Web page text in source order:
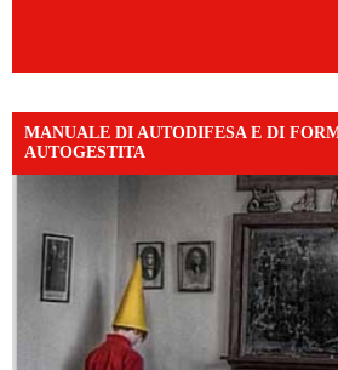
MANUALE DI AUTODIFESA E DI
AUTOGESTITA